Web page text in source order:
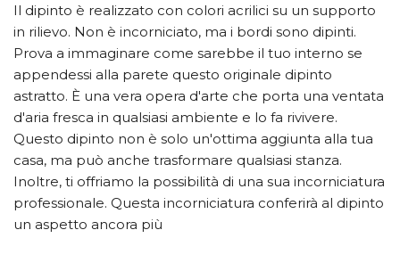
Il dipinto è realizzato con colori acrilici su un supporto
in rilievo. Non è incorniciato, ma i bordi sono dipinti.
Prova a immaginare come sarebbe il tuo interno se
appendessi alla parete questo originale dipinto
astratto. È una vera opera d'arte che porta una ventata
d'aria fresca in qualsiasi ambiente e lo fa rivivere.
Questo dipinto non è solo un'ottima aggiunta alla tua
casa, ma può anche trasformare qualsiasi stanza.
Inoltre, ti offriamo la possibilità di una sua incorniciatura
professionale. Questa incorniciatura conferirà al dipinto
un aspetto ancora più